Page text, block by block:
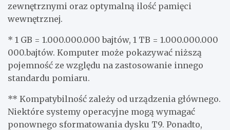
zewnętrznymi oraz optymalną ilość pamięci
wewnętrznej.
* 1 GB = 1.000.000.000 bajtów, 1 TB = 1.000.000.000
000.bajtów. Komputer może pokazywać niższą
pojemność ze względu na zastosowanie innego
standardu pomiaru.
** Kompatybilność zależy od urządzenia głównego.
Niektóre systemy operacyjne mogą wymagać
ponownego sformatowania dysku T9. Ponadto,